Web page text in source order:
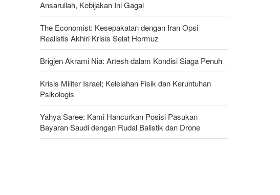
Ansarullah, Kebijakan Ini Gagal
The Economist: Kesepakatan dengan Iran Opsi
Realistis Akhiri Krisis Selat Hormuz
Brigjen Akrami Nia: Artesh dalam Kondisi Siaga Penuh
Krisis Militer Israel; Kelelahan Fisik dan Keruntuhan
Psikologis
Yahya Saree: Kami Hancurkan Posisi Pasukan
Bayaran Saudi dengan Rudal Balistik dan Drone